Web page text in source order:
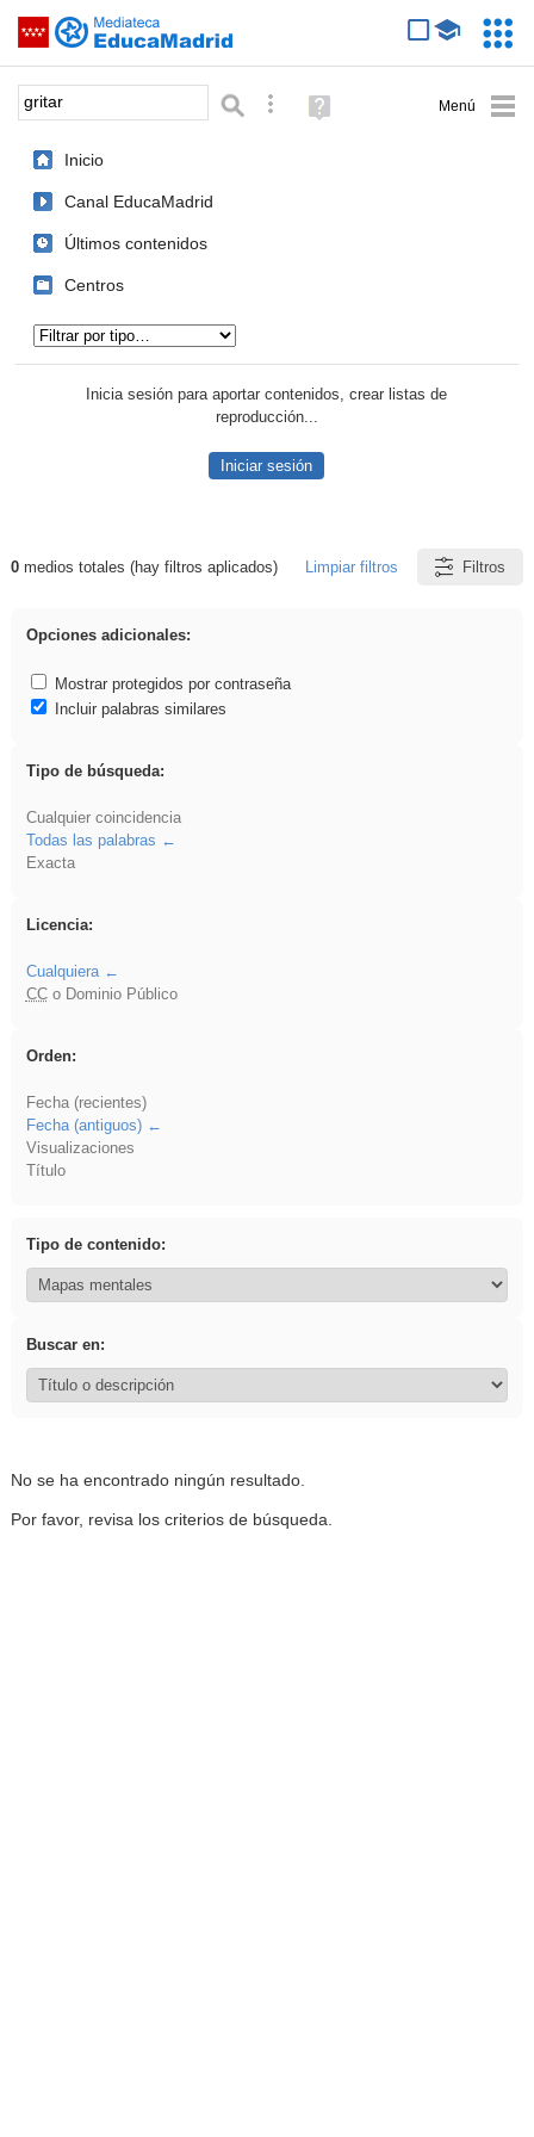
Saltar navegación
Palabra o frase: Búsqueda avanzada
Ayuda
(en
Inicio
Canal EducaMadrid
Últimos contenidos
Centros
Inicia sesión para aportar contenidos, crear listas de
reproducción...
Iniciar sesión
Resultados de: gritar
0medios totales (hay filtros aplicados) Limpiar filtros Filtros
Opciones adicionales:
Mostrar protegidos por contraseña
Incluir palabras similares
Tipo de búsqueda:
Cualquier coincidencia
Todas las palabras
Exacta
Licencia:
Cualquiera
CCo Dominio Público
Orden:
Fecha (recientes)
Fecha (antiguos)
Visualizaciones
Título
Tipo de contenido:
Buscar en:
No se ha encontrado ningún resultado.
Por favor, revisa los criterios de búsqueda.